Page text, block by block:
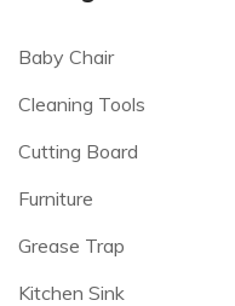
Baby Chair
Cleaning Tools
Cutting Board
Furniture
Grease Trap
Kitchen Sink